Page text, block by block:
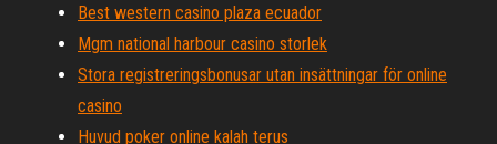
Best western casino plaza ecuador
Mgm national harbour casino storlek
Stora registreringsbonusar utan insättningar för online
casino
Huvud poker online kalah terus